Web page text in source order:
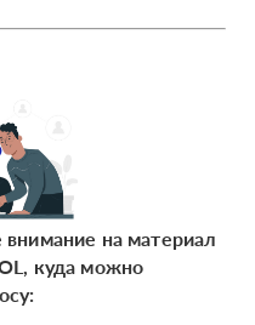
на материал
куда можно